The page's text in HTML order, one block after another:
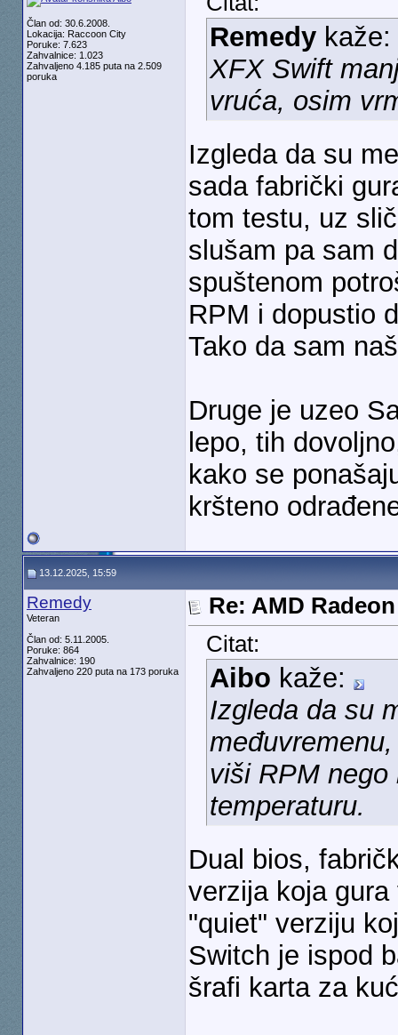
Član od: 30.6.2008.
Lokacija: Raccoon City
Poruke: 7.623
Zahvalnice: 1.023
Zahvaljeno 4.185 puta na 2.509
poruka
Remedykaže:
XFX Swift
vruća, osim
Izgleda da su
sada fabrički
tom testu, uz
slušam pa sam
spuštenom
RPM i dopustio
Tako da sam
Druge je uzeo
lepo, tih
kako se
kršteno
13.12.2025, 15:59
Remedy
Veteran
Član od: 5.11.2005.
Poruke: 864
Zahvalnice: 190
Zahvaljeno 220 puta na 173 poruka
Re: AMD
Citat:
Aibo kaže:
Izgleda da su
viši RPM
temperaturu.
Dual bios,
verzija koja
"quiet" verziju
Switch je ispod
šrafi karta za